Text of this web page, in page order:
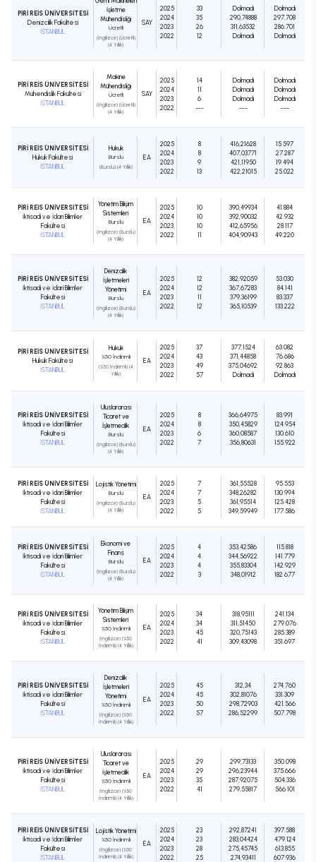
PİRİ REİS ÜNİVERSİTESİ
Denizcilik Fakültesi
İSTANBUL
İşletme
Mühendisliği
Ücretli
(İngilizce) (Ücretli)
(4 Yıllık)
SAY
2025
2024
2023
2022
33
35
26
12
Dolmadı
290,74888
311,63532
Dolmadı
Dolmadı
297.708
286.701
Dolmadı
PİRİ REİS ÜNİVERSİTESİ
Mühendislik Fakültesi
İSTANBUL
Makine
Mühendisliği
Ücretli
(İngilizce) (Ücretli)
(4 Yıllık)
SAY
2025
2024
2023
2022
14
11
6
---
Dolmadı
Dolmadı
Dolmadı
---
Dolmadı
Dolmadı
Dolmadı
---
PİRİ REİS ÜNİVERSİTESİ
Hukuk Fakültesi
İSTANBUL
Hukuk
Burslu
(Burslu) (4 Yıllık)
EA
2025
2024
2023
2022
8
8
9
13
416,21628
407,03771
421,11950
422,21015
15.597
27.287
19.494
25.022
PİRİ REİS ÜNİVERSİTESİ
İktisadi ve İdari Bilimler
Fakültesi
İSTANBUL
Yönetim Bilişim
Sistemleri
Burslu
(İngilizce) (Burslu)
(4 Yıllık)
EA
2025
2024
2023
2022
10
10
10
11
390,49934
392,90032
412,65956
404,90943
41.884
42.932
28.117
49.220
PİRİ REİS ÜNİVERSİTESİ
İktisadi ve İdari Bilimler
Fakültesi
İSTANBUL
Denizcilik
İşletmeleri
Yönetimi
Burslu
(İngilizce) (Burslu)
(4 Yıllık)
EA
2025
2024
2023
2022
12
12
11
12
382,92059
367,67283
379,36199
365,10539
53.030
84.141
83.337
133.222
PİRİ REİS ÜNİVERSİTESİ
Hukuk Fakültesi
İSTANBUL
Hukuk
%50 İndirimli
(%50 İndirimli) (4
Yıllık)
EA
2025
2024
2023
2022
37
43
49
57
377,1524
371,44858
375,04692
Dolmadı
63.082
76.686
92.863
Dolmadı
PİRİ REİS ÜNİVERSİTESİ
İktisadi ve İdari Bilimler
Fakültesi
İSTANBUL
Uluslararası
Ticaret ve
İşletmecilik
Burslu
(İngilizce) (Burslu)
(4 Yıllık)
EA
2025
2024
2023
2022
8
8
6
7
366,64975
350,45829
360,08587
356,80631
83.991
124.954
130.610
155.922
PİRİ REİS ÜNİVERSİTESİ
İktisadi ve İdari Bilimler
Fakültesi
İSTANBUL
Lojistik Yönetimi
Burslu
(İngilizce) (Burslu)
(4 Yıllık)
EA
2025
2024
2023
2022
7
7
5
5
361,55528
348,26282
361,95514
349,59949
95.553
130.994
125.428
177.586
PİRİ REİS ÜNİVERSİTESİ
İktisadi ve İdari Bilimler
Fakültesi
İSTANBUL
Ekonomi ve
Finans
Burslu
(İngilizce) (Burslu)
(4 Yıllık)
EA
2025
2024
2023
2022
4
4
4
3
353,42586
344,56922
355,83304
348,01912
115.818
141.779
142.929
182.677
PİRİ REİS ÜNİVERSİTESİ
İktisadi ve İdari Bilimler
Fakültesi
İSTANBUL
Yönetim Bilişim
Sistemleri
%50 İndirimli
(İngilizce) (%50
İndirimli) (4 Yıllık)
EA
2025
2024
2023
2022
34
34
45
41
318,95111
311,51450
320,75143
309,43098
241.134
279.076
285.389
351.697
PİRİ REİS ÜNİVERSİTESİ
İktisadi ve İdari Bilimler
Fakültesi
İSTANBUL
Denizcilik
İşletmeleri
Yönetimi
%50 İndirimli
(İngilizce) (%50
İndirimli) (4 Yıllık)
EA
2025
2024
2023
2022
45
45
50
57
312,34
302,81076
298,72903
286,52299
274.760
331.309
421.566
507.798
PİRİ REİS ÜNİVERSİTESİ
İktisadi ve İdari Bilimler
Fakültesi
İSTANBUL
Uluslararası
Ticaret ve
İşletmecilik
%50 İndirimli
(İngilizce) (%50
İndirimli) (4 Yıllık)
EA
2025
2024
2023
2022
29
29
35
41
299,73133
296,23944
287,92075
279,55817
350.098
375.666
504.336
566.101
PİRİ REİS ÜNİVERSİTESİ
İktisadi ve İdari Bilimler
Fakültesi
İSTANBUL
Lojistik Yönetimi
%50 İndirimli
(İngilizce) (%50
İndirimli) (4 Yıllık)
EA
2025
2024
2023
2022
23
23
28
25
292,87241
283,04424
275,45745
274,93411
397.588
479.124
613.855
607.936